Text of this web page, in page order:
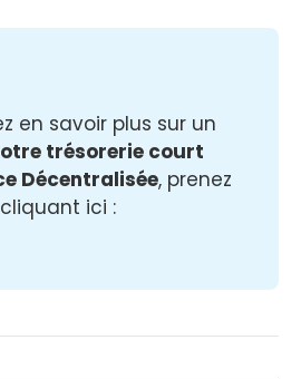
trésorerie court
Décentralisée, prenez
ici :